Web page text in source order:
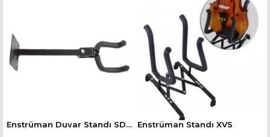
Enstrüman Duvar Standı SD125G Enstrüman Standı XVS